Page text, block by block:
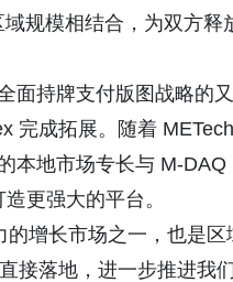
规模相结合，为双方释
持牌支付版图战略的又
完成拓展。随着
本地市场专长与 M-DAQ
更强大的平台。
增长市场之一，也是区
接落地，进一步推进我